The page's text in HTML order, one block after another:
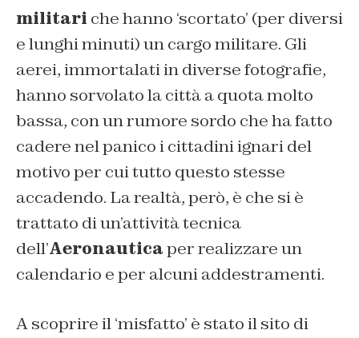
militari che hanno ‘scortato’ (per diversi
e lunghi minuti) un cargo militare. Gli
aerei, immortalati in diverse fotografie,
hanno sorvolato la città a quota molto
bassa, con un rumore sordo che ha fatto
cadere nel panico i cittadini ignari del
motivo per cui tutto questo stesse
accadendo. La realtà, però, è che si è
trattato di un’attività tecnica
dell’Aeronauticaper realizzare un
calendario e per alcuni addestramenti.
A scoprire il ‘misfatto’ è stato il sito di